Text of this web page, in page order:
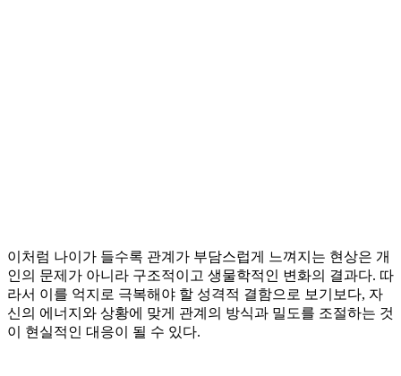
이처럼 나이가 들수록 관계가 부담스럽게 느껴지는 현상은 개
인의 문제가 아니라 구조적이고 생물학적인 변화의 결과다. 따
라서 이를 억지로 극복해야 할 성격적 결함으로 보기보다, 자
신의 에너지와 상황에 맞게 관계의 방식과 밀도를 조절하는 것
이 현실적인 대응이 될 수 있다.